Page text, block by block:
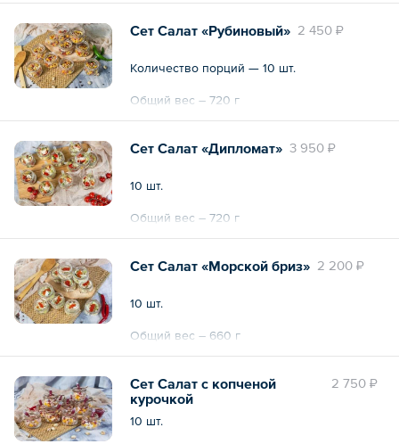
2 450 ₽
Сет Салат «Рубиновый»
Количество порций — 10 шт.
Общий вес – 720 г
3 950 ₽
Сет Салат «Дипломат»
10 шт.
Общий вес – 720 г
2 200 ₽
Сет Салат «Морской бриз»
10 шт.
Общий вес – 660 г
2 750 ₽
Сет Салат с копченой
курочкой
10 шт.